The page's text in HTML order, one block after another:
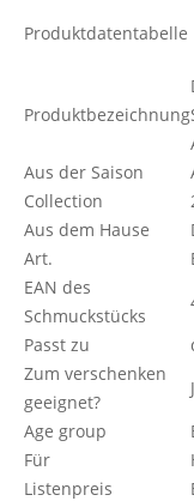
Produktdatentabelle
Produktbezeichnung
Aus der Saison
Collection
Aus dem Hause
Art.
EAN des
Schmuckstücks
Passt zu
Zum verschenken
geeignet?
Age group
Für
Listenpreis